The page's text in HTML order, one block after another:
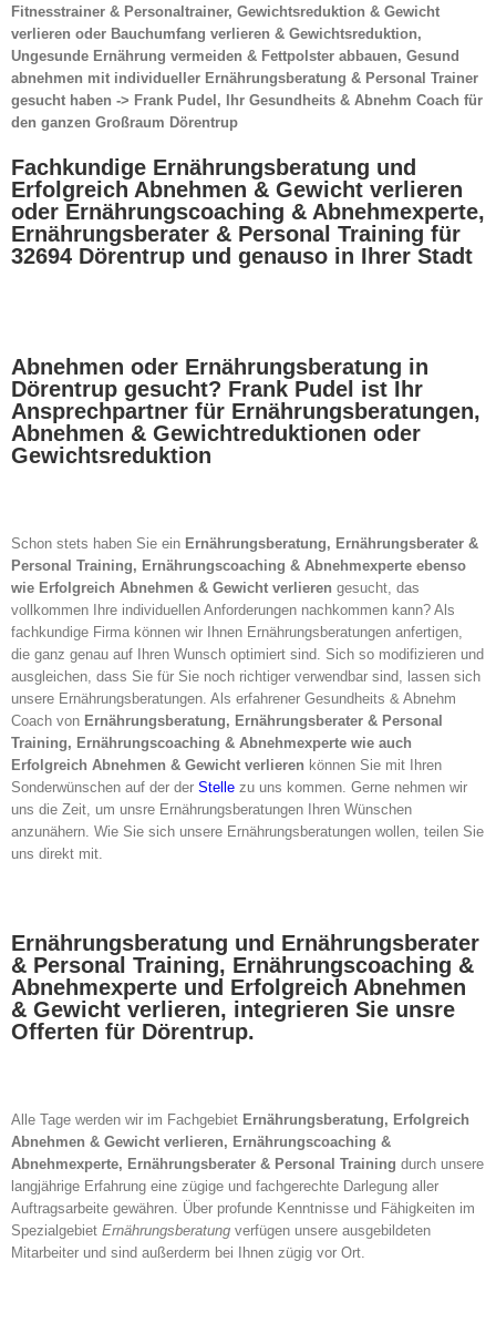
Fitnesstrainer & Personaltrainer, Gewichtsreduktion & Gewicht
verlieren oder Bauchumfang verlieren & Gewichtsreduktion,
Ungesunde Ernährung vermeiden & Fettpolster abbauen, Gesund
abnehmen mit individueller Ernährungsberatung & Personal Trainer
gesucht haben -> Frank Pudel, Ihr Gesundheits & Abnehm Coach für
den ganzen Großraum Dörentrup
Fachkundige Ernährungsberatung und
Erfolgreich Abnehmen & Gewicht verlieren
oder Ernährungscoaching & Abnehmexperte,
Ernährungsberater & Personal Training für
32694 Dörentrup und genauso in Ihrer Stadt
Abnehmen oder Ernährungsberatung in
Dörentrup gesucht? Frank Pudel ist Ihr
Ansprechpartner für Ernährungsberatungen,
Abnehmen & Gewichtreduktionen oder
Gewichtsreduktion
Schon stets haben Sie ein Ernährungsberatung, Ernährungsberater &
Personal Training, Ernährungscoaching & Abnehmexperte ebenso
wie Erfolgreich Abnehmen & Gewicht verlieren gesucht, das
vollkommen Ihre individuellen Anforderungen nachkommen kann? Als
fachkundige Firma können wir Ihnen Ernährungsberatungen anfertigen,
die ganz genau auf Ihren Wunsch optimiert sind. Sich so modifizieren und
ausgleichen, dass Sie für Sie noch richtiger verwendbar sind, lassen sich
unsere Ernährungsberatungen. Als erfahrener Gesundheits & Abnehm
Coach von Ernährungsberatung, Ernährungsberater & Personal
Training, Ernährungscoaching & Abnehmexperte wie auch
Erfolgreich Abnehmen & Gewicht verlieren können Sie mit Ihren
Sonderwünschen auf der der Stelle zu uns kommen. Gerne nehmen wir
uns die Zeit, um unsre Ernährungsberatungen Ihren Wünschen
anzunähern. Wie Sie sich unsere Ernährungsberatungen wollen, teilen Sie
uns direkt mit.
Ernährungsberatung und Ernährungsberater
& Personal Training, Ernährungscoaching &
Abnehmexperte und Erfolgreich Abnehmen
& Gewicht verlieren, integrieren Sie unsre
Offerten für Dörentrup.
Alle Tage werden wir im Fachgebiet Ernährungsberatung, Erfolgreich
Abnehmen & Gewicht verlieren, Ernährungscoaching &
Abnehmexperte, Ernährungsberater & Personal Training durch unsere
langjährige Erfahrung eine zügige und fachgerechte Darlegung aller
Auftragsarbeite gewähren. Über profunde Kenntnisse und Fähigkeiten im
Spezialgebiet Ernährungsberatung verfügen unsere ausgebildeten
Mitarbeiter und sind außerderm bei Ihnen zügig vor Ort.